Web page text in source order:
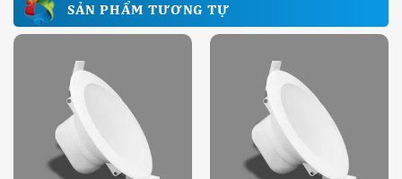
SẢN PHẨM TƯƠNG TỰ